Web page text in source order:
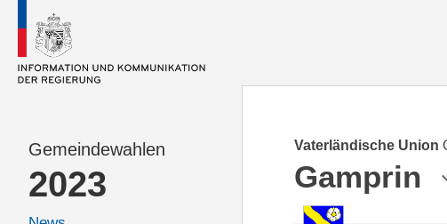
Gemeindewahlen
2023
Vaterländische Union
Gamprin